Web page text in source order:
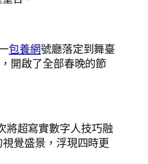
包養網號廳落定到舞臺
開啟了全部春晚的節
將超寫實數字人技巧融
覺盛景，浮現四時更